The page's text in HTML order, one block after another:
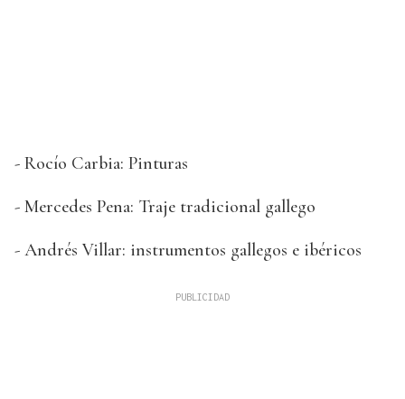
- Rocío Carbia: Pinturas
- Mercedes Pena: Traje tradicional gallego
- Andrés Villar: instrumentos gallegos e ibéricos